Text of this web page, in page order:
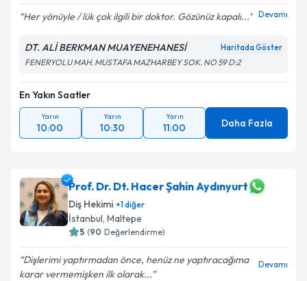
Her yönüyle / lük çok ilgili bir doktor. Gözünüz kapalı... Devamı
DT. ALİ BERKMAN MUAYENEHANESİ Haritada Göster
FENERYOLU MAH. MUSTAFA MAZHARBEY SOK. NO 59 D:2
En Yakın Saatler
Yarın
10:00
Yarın
10:30
Yarın
11:00 Daha Fazla
Prof. Dr. Dt. Hacer Şahin Aydınyurt
Diş Hekimi +1diğer
İstanbul, Maltepe
5 (90 Değerlendirme)
Dişlerimi yaptırmadan önce, henüz ne yaptıracağıma
karar vermemişken ilk olarak...
Devamı